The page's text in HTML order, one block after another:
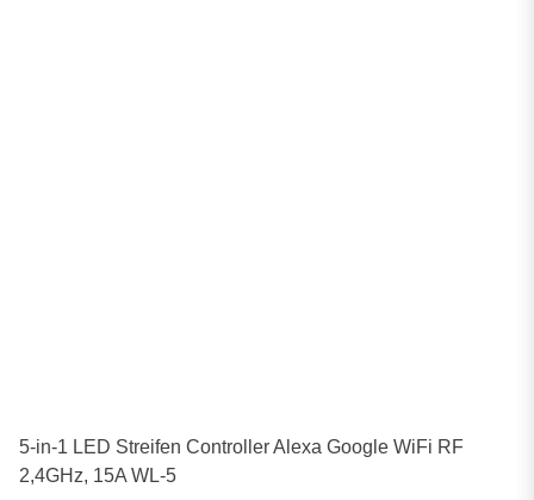
5-in-1 LED Streifen Controller Alexa Google WiFi RF
2,4GHz, 15A WL-5